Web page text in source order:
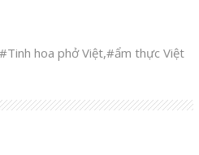
#Tinh hoa phở Việt,#ẩm thực Việt